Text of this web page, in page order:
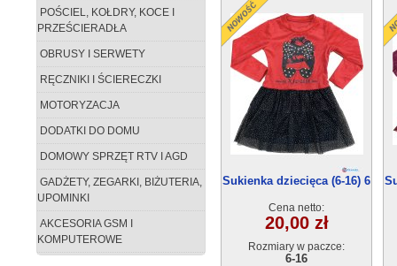
POŚCIEL, KOŁDRY, KOCE I
PRZEŚCIERADŁA
OBRUSY I SERWETY
RĘCZNIKI I ŚCIERECZKI
MOTORYZACJA
DODATKI DO DOMU
DOMOWY SPRZĘT RTV I AGD
GADŻETY, ZEGARKI, BIŻUTERIA,
UPOMINKI
AKCESORIA GSM I
KOMPUTEROWE
Sukienka dziecięca (6-16) 6
Cena netto:
20,00 zł
Rozmiary w paczce:
6-16